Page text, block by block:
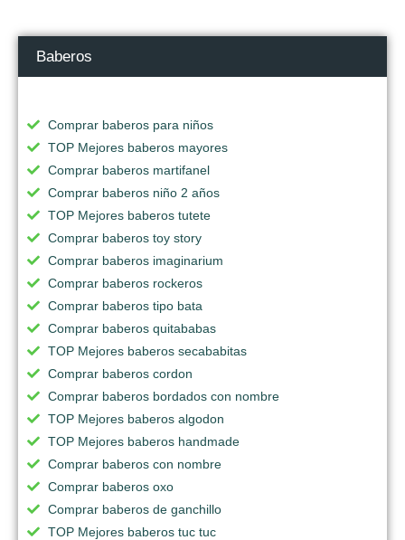
Baberos
Comprar baberos para niños
TOP Mejores baberos mayores
Comprar baberos martifanel
Comprar baberos niño 2 años
TOP Mejores baberos tutete
Comprar baberos toy story
Comprar baberos imaginarium
Comprar baberos rockeros
Comprar baberos tipo bata
Comprar baberos quitababas
TOP Mejores baberos secababitas
Comprar baberos cordon
Comprar baberos bordados con nombre
TOP Mejores baberos algodon
TOP Mejores baberos handmade
Comprar baberos con nombre
Comprar baberos oxo
Comprar baberos de ganchillo
TOP Mejores baberos tuc tuc